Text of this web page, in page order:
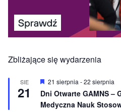
Zbliżające się wydarzenia
SIE
21
W
r
ó
21 sierpnia -22 sierpnia
Dni Otwarte GAMNS –
Medyczna Nauk